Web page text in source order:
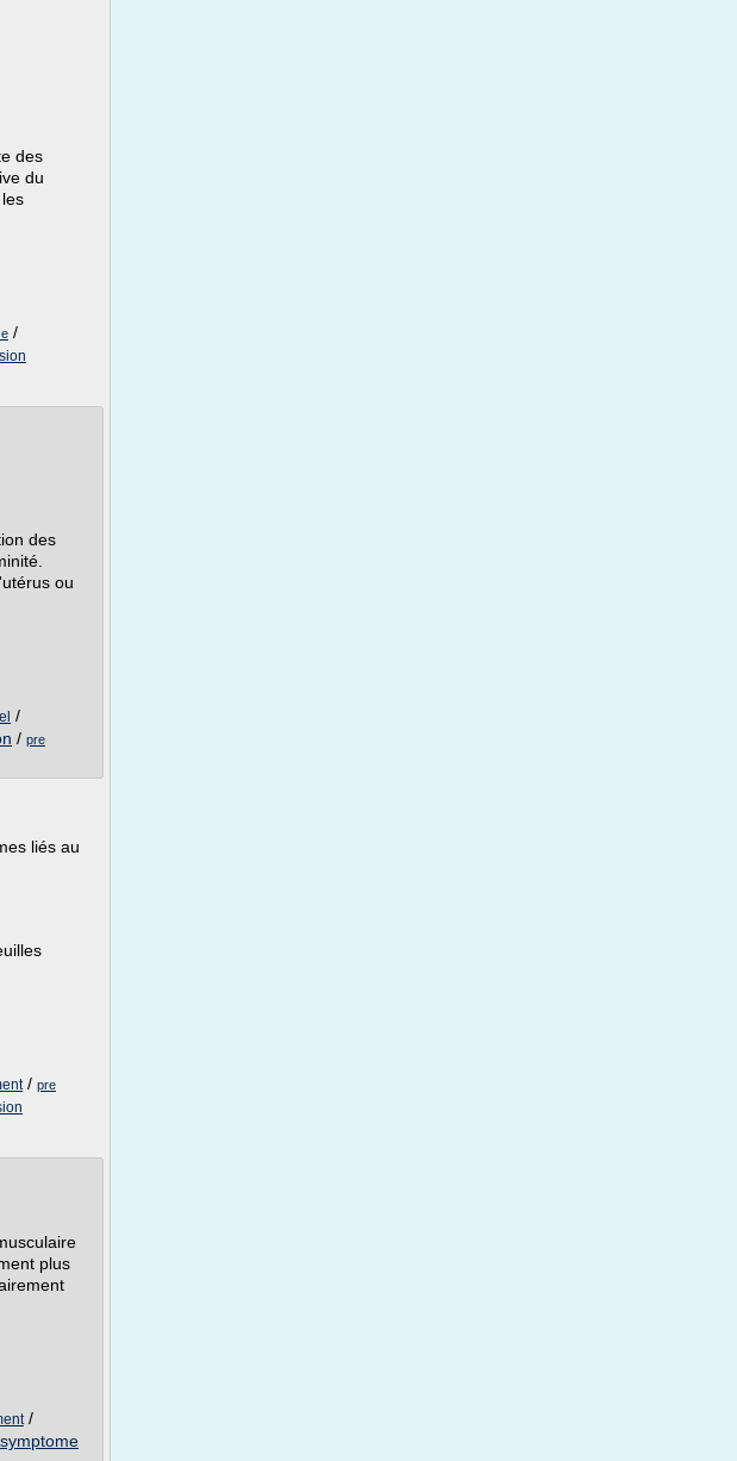
des
du
/
des
ou
/
/ pre
liés au
/ pre
plus
/
symptome